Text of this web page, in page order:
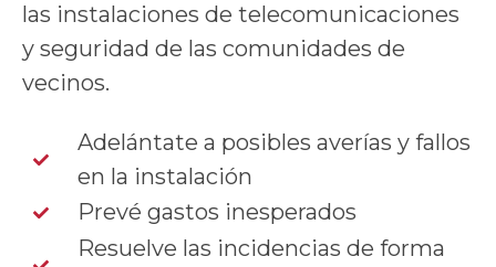
las instalaciones de telecomunicaciones
y seguridad de las comunidades de
vecinos.
Adelántate a posibles averías y fallos
en la instalación
Prevé gastos inesperados
Resuelve las incidencias de forma